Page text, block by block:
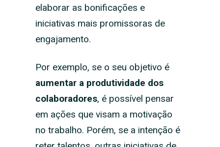
elaborar as bonificações e
iniciativas mais promissoras de
engajamento.
Por exemplo, se o seu objetivo é
aumentar a produtividade dos
colaboradores, é possível pensar
em ações que visam a motivação
no trabalho. Porém, se a intenção é